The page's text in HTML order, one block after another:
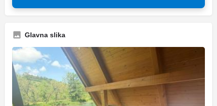
Glavna slika